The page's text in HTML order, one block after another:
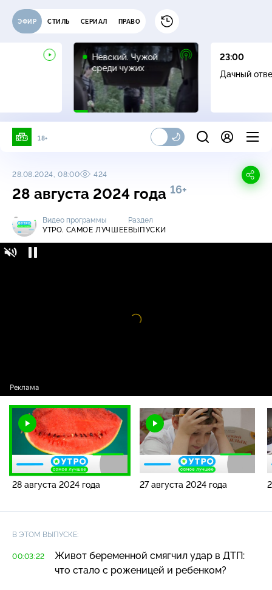
ЭФИР СТИЛЬ СЕРИАЛ ПРАВО
Невский. Чужой
среди чужих
16+
23:00
Дачный
18+
28.08.2024, 08:00 424
28 августа 2024 года 16+
Видео программы
УТРО. САМОЕ ЛУЧШЕЕ
Раздел
ВЫПУСКИ
Видео
28 августа 2024 года 27 августа 2024 года
В ЭТОМ ВЫПУСКЕ:
00:03:22
Живот беременной смягчил удар в ДТП:
что стало с роженицей и ребенком?